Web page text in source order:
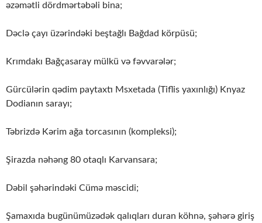
əzəmətli dördmərtəbəli bina;
Dəclə çayı üzərindəki beştağlı Bağdad körpüsü;
Krımdakı Bağçasaray mülkü və fəvvarələr;
Gürcülərin qədim paytaxtı Msxetada (Tiflis yaxınlığı) Knyaz
Dodianın sarayı;
Təbrizdə Kərim ağa torcasının (kompleksi);
Şirazda nəhəng 80 otaqlı Karvansara;
Dəbil şəhərindəki Cümə məscidi;
Şamaxıda bugünümüzədək qalıqları duran köhnə, şəhərə giriş